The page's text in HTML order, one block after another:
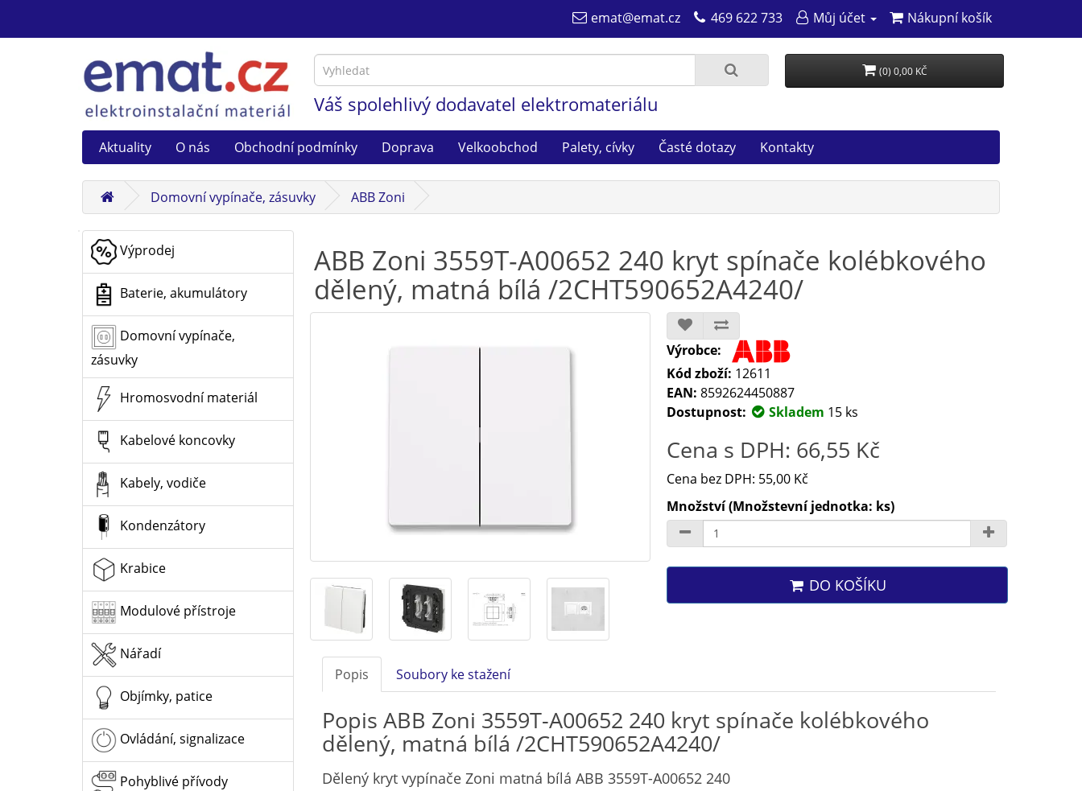
emat@emat.cz 469 622 733 Můj účet Nákupní košík
Váš spolehlivý dodavatel elektromateriálu
(0) 0,00 KČ
Aktuality O nás Obchodní podmínky Doprava Velkoobchod Palety, cívky Časté dotazy Kontakty
Domovní vypínače, zásuvky ABB Zoni
Výprodej
Baterie, akumulátory
Domovní vypínače,
zásuvky
Hromosvodní materiál
Kabelové koncovky
Kabely, vodiče
Kondenzátory
Krabice
Modulové přístroje
Nářadí
Objímky, patice
Ovládání, signalizace
Pohyblivé přívody
ABB Zoni 3559T-A00652 240 kryt spínače kolébkového
dělený, matná bílá /2CHT590652A4240/
Výrobce:
Kód zboží: 12611
EAN: 8592624450887
Dostupnost:
Skladem 15 ks
Cena s DPH: 66,55 Kč
Cena bez DPH: 55,00 Kč
Množství (Množstevní jednotka: ks)
DO KOŠÍKU
Popis Soubory ke stažení
Popis ABB Zoni 3559T-A00652 240 kryt spínače kolébkového
dělený, matná bílá /2CHT590652A4240/
Dělený kryt vypínače Zoni matná bílá ABB 3559T-A00652 240